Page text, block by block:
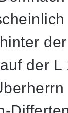
der
der L